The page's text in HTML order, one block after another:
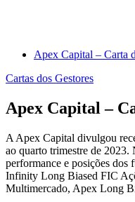
Apex Capital – Carta
Cartas dos Gestores
Apex Capital –
A Apex Capital divulgou
ao quarto trimestre de 2023.
performance e posições
Infinity Long Biased FIC
Multimercado, Apex Long